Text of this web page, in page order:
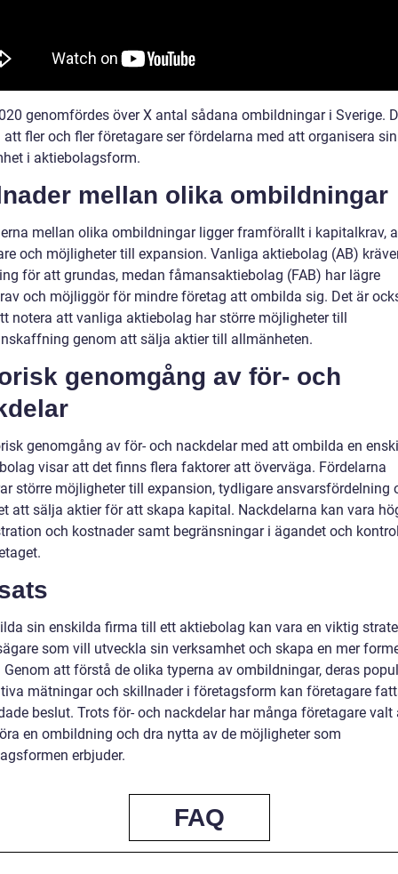
genomfördes över X antal sådana ombildningar i Sverige.
att fler och fler företagare ser fördelarna med att organisera sin
i aktiebolagsform.
mellan olika ombildningar
mellan olika ombildningar ligger framförallt i kapitalkrav,
och möjligheter till expansion. Vanliga aktiebolag (AB)
för att grundas, medan fåmansaktiebolag (FAB) har lägre
och möjliggör för mindre företag att ombilda sig. Det är
notera att vanliga aktiebolag har större möjligheter till
genom att sälja aktier till allmänheten.
genomgång av för- och
genomgång av för- och nackdelar med att ombilda en
visar att det finns flera faktorer att överväga. Fördelarna
större möjligheter till expansion, tydligare ansvarsfördelning
att sälja aktier för att skapa kapital. Nackdelarna kan vara
och kostnader samt begränsningar i ägandet och
sin enskilda firma till ett aktiebolag kan vara en viktig
som vill utveckla sin verksamhet och skapa en mer
Genom att förstå de olika typerna av ombildningar, deras
mätningar och skillnader i företagsform kan företagare
beslut. Trots för- och nackdelar har många företagare valt
en ombildning och dra nytta av de möjligheter som
erbjuder.
FAQ